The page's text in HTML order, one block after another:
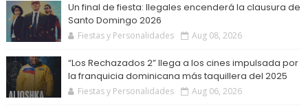
Un final de fiesta: Ilegales encenderá la clausura de
Santo Domingo 2026
Fiestas y Personalidades Aug 08, 2026
“Los Rechazados 2” llega a los cines impulsada por
la franquicia dominicana más taquillera del 2025
Fiestas y Personalidades Aug 06, 2026